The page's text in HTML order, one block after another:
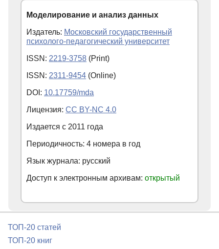
Моделирование и анализ данных
Издатель: Московский государственный
психолого-педагогический университет
ISSN: 2219-3758 (Print)
ISSN: 2311-9454 (Online)
DOI: 10.17759/mda
Лицензия: CC BY-NC 4.0
Издается с 2011 года
Периодичность: 4 номера в год
Язык журнала: русский
Доступ к электронным архивам: открытый
ТОП-20 статей
ТОП-20 книг